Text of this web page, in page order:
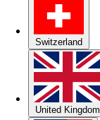
Switzerland
United Kingdom